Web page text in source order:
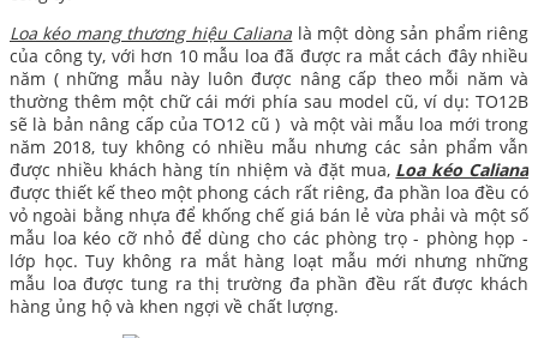
Loa kéo mang thương hiệu Caliana là một dòng sản phẩm riêng
của công ty, với hơn 10 mẫu loa đã được ra mắt cách đây nhiều
năm ( những mẫu này luôn được nâng cấp theo mỗi năm và
thường thêm một chữ cái mới phía sau model cũ, ví dụ: TO12B
sẽ là bản nâng cấp của TO12 cũ ) và một vài mẫu loa mới trong
năm 2018, tuy không có nhiều mẫu nhưng các sản phẩm vẫn
được nhiều khách hàng tín nhiệm và đặt mua, Loa kéo Caliana
được thiết kế theo một phong cách rất riêng, đa phần loa đều có
vỏ ngoài bằng nhựa để khống chế giá bán lẻ vừa phải và một số
mẫu loa kéo cỡ nhỏ để dùng cho các phòng trọ - phòng họp -
lớp học. Tuy không ra mắt hàng loạt mẫu mới nhưng những
mẫu loa được tung ra thị trường đa phần đều rất được khách
hàng ủng hộ và khen ngợi về chất lượng.